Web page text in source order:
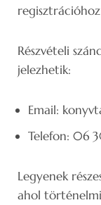
Részvételi
jelezhetik:
Email:
Telefon: 06
Legyenek
ahol